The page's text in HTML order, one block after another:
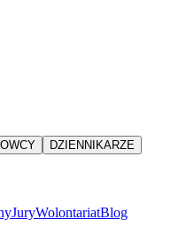
DZIENNIKARZE
JuryWolontariatBlog